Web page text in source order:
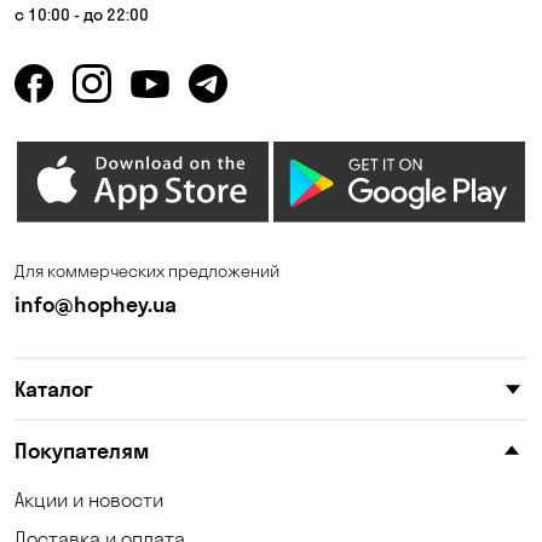
Горишние Плавни
Елизаветовка Зазимье
Калиновка
Киев
Княжичи
с 10:00 - до 22:00
Для коммерческих предложений
info@hophey.ua
Каталог
Покупателям
Акции и новости